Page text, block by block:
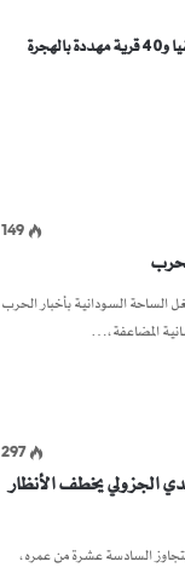
149
الساحة السودانية بأخبار الحرب
المضاعفة،…
297
الجزولي يخطف الأنظار
السادسة عشرة من عمره،